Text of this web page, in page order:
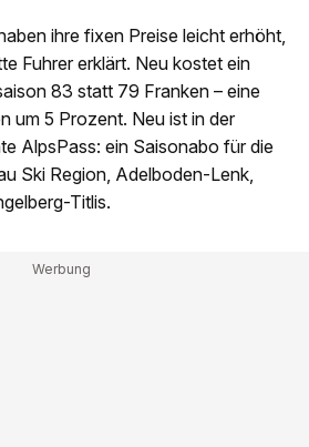
ihre fixen Preise leicht erhöht,
Fuhrer erklärt. Neu kostet ein
83 statt 79 Franken – eine
um 5 Prozent. Neu ist in der
AlpsPass: ein Saisonabo für die
Ski Region, Adelboden-Lenk,
Titlis.